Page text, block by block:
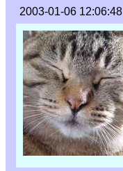
2003-01-06 12:06:48